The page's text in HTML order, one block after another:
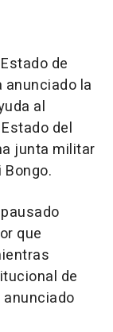
de
anunciado la
al
del
junta militar
que
de